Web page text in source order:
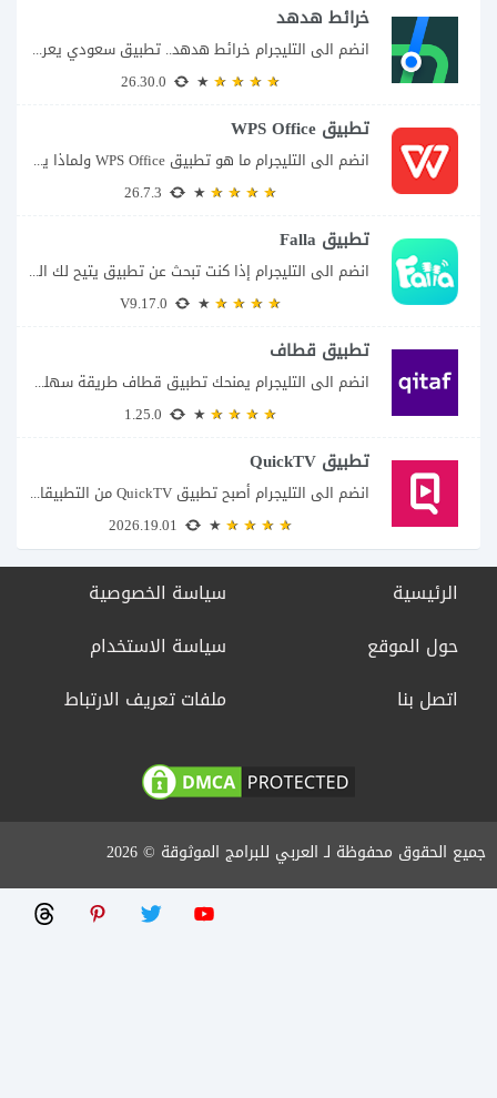
خرائط هدهد
انضم الى التليجرام خرائط هدهد.. تطبيق سعودي يعرف تفاصيل الطريق قبل أن تبدأ رحلتك...
تطبيق WPS Office
انضم الى التليجرام ما هو تطبيق WPS Office ولماذا يمكن أن يغنيك عن عدة...
تطبيق Falla
انضم الى التليجرام إذا كنت تبحث عن تطبيق يتيح لك الدخول إلى غرف دردشة...
تطبيق قطاف
انضم الى التليجرام يمنحك تطبيق قطاف طريقة سهلة لمتابعة نقاط المكافآت والاستفادة منها في...
تطبيق QuickTV
انضم الى التليجرام أصبح تطبيق QuickTV من التطبيقات التي تستهدف محبي المسلسلات السريعة، إذ...
الرئيسية
حول الموقع
اتصل بنا
سياسة الخصوصية
سياسة الاستخدام
ملفات تعريف الارتباط
جميع الحقوق محفوظة لـ العربي للبرامج الموثوقة © 2026